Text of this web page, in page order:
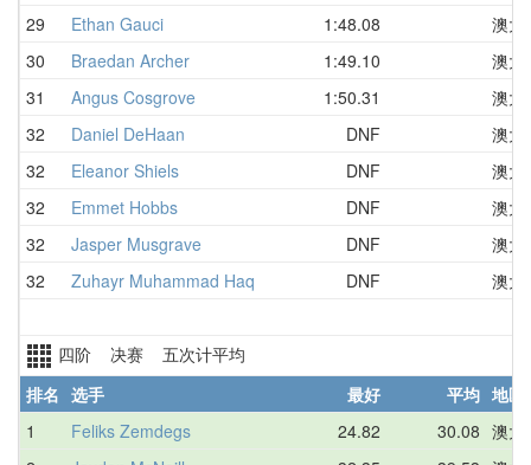
29
Ethan Gauci 1:48.08
澳大
30
Braedan Archer 1:49.10
澳大
31
Angus Cosgrove 1:50.31
澳大
32
Daniel DeHaan DNF
澳大
32
Eleanor Shiels DNF
澳大
32
Emmet Hobbs DNF
澳大
32
Jasper Musgrave DNF
澳大
32
Zuhayr Muhammad Haq DNF 澳大
四阶 决赛 五次计平均
排名 选手 最好 平均 地区
1
Feliks Zemdegs 24.82 30.08 澳大